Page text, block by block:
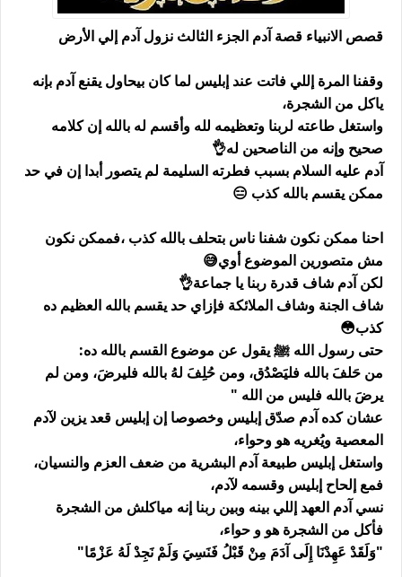
قصص الانبياء قصة آدم الجزء الثالث نزول آدم إلي الأرض
وقفنا المرة إللي فاتت عند إبليس لما كان بيحاول يقنع آدم بإنه
ياكل من الشجرة،
واستغل طاعته لربنا وتعظيمه لله وأقسم له بالله إن كلامه
صحيح وإنه من الناصحين له👌
آدم عليه السلام بسبب فطرته السليمة لم يتصور أبدا إن في حد
ممكن يقسم بالله كذب 😑
احنا ممكن نكون شفنا ناس بتحلف بالله كذب ،فممكن نكون
مش متصورين الموضوع أوي😅
لكن آدم شاف قدرة ربنا يا جماعة👌
شاف الجنة وشاف الملائكة فإزاي حد يقسم بالله العظيم ده
كذب😳
حتى رسول الله ﷺ يقول عن موضوع القسم بالله ده:
من حَلفَ بالله فليَصْدُق، ومن حُلِفَ لهُ بالله فليرضَ، ومن لم
يرضَ بالله فليس من الله "
عشان كده آدم صدّق إبليس وخصوصا إن إبليس قعد يزين لآدم
المعصية ويُغريه هو وحواء،
واستغل إبليس طبيعة آدم البشرية من ضعف العزم والنسيان،
فمع إلحاح إبليس وقسمه لآدم،
نسي آدم العهد إللي بينه وبين ربنا إنه مياكلش من الشجرة
فأكل من الشجرة هو و حواء،
"وَلَقَدْ عَهِدْنَا إِلَى آدَمَ مِنْ قَبْلُ فَنَسِيَ وَلَمْ نَجِدْ لَهُ عَزْمًا"